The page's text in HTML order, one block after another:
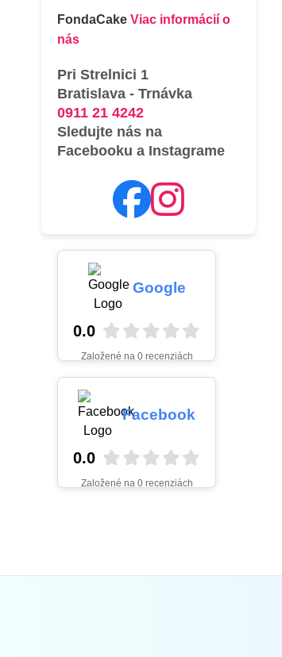
FondaCake Viac informácií o
nás
Pri Strelnici 1
Bratislava - Trnávka
0911 21 4242
Sledujte nás na
Facebooku a Instagrame
Google
0.0
Založené na 0 recenziách
Facebook
0.0
Založené na 0 recenziách